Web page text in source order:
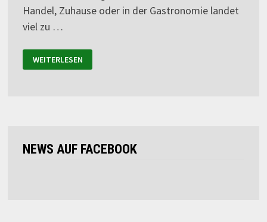
Handel, Zuhause oder in der Gastronomie landet
viel zu …
WEITERLESEN
NEWS AUF FACEBOOK